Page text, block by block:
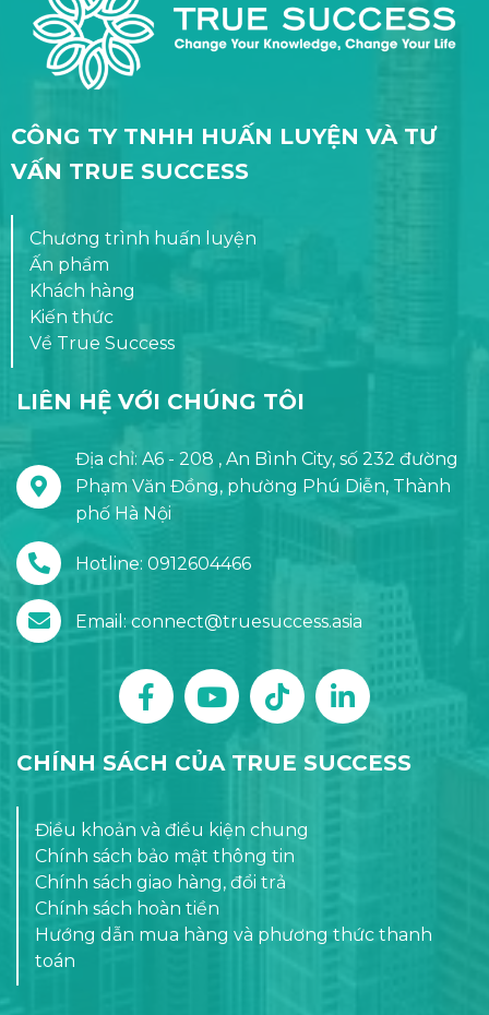
CÔNG TY TNHH HUẤN LUYỆN VÀ TƯ
VẤN TRUE SUCCESS
Chương trình huấn luyện
Ấn phẩm
Khách hàng
Kiến thức
Về True Success
LIÊN HỆ VỚI CHÚNG TÔI
Địa chỉ: A6 - 208 , An Bình City, số 232 đường
Phạm Văn Đồng, phường Phú Diễn, Thành
phố Hà Nội
Hotline: 0912604466
Email: connect@truesuccess.asia
CHÍNH SÁCH CỦA TRUE SUCCESS
Điều khoản và điều kiện chung
Chính sách bảo mật thông tin
Chính sách giao hàng, đổi trả
Chính sách hoàn tiền
Hướng dẫn mua hàng và phương thức thanh
toán